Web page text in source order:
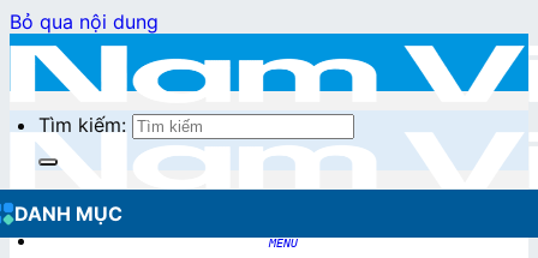
Bỏ qua nội dung
Tìm kiếm:
DANH MỤC